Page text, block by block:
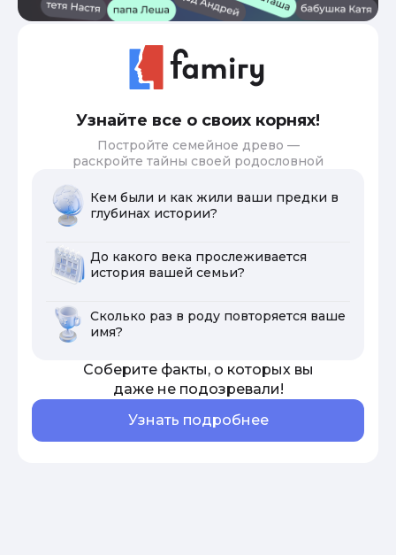
Узнайте все о своих корнях!
Постройте семейное древо —
раскройте тайны своей родословной
Кем были и как жили ваши предки в
глубинах истории?
До какого века прослеживается
история вашей семьи?
Сколько раз в роду повторяется ваше
имя?
Соберите факты, о которых вы
даже не подозревали!
Узнать подробнее